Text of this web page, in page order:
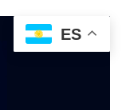
ES